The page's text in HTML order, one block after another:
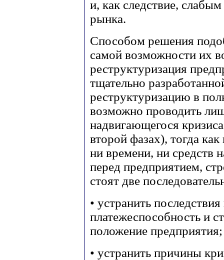
и, как следствие,
рынка.
Способом решения
самой возможности их
реструктуризация
тщательно
реструктуризацию в
возможно проводить
надвигающегося
второй фазах), тогда
ни времени, ни средств
перед предприятием,
стоят две
• устранить
платежеспособность и
положение предприятия;
• устранить причины